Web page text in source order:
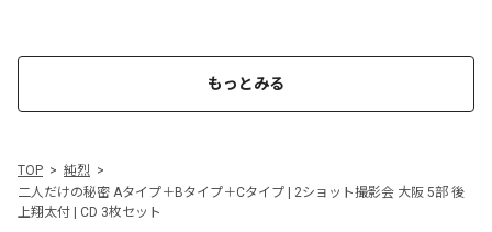
もっとみる
TOP
純烈
二人だけの秘密 Aタイプ＋Bタイプ＋Cタイプ | 2ショット撮影会 大阪 5部 後
上翔太付 | CD 3枚セット